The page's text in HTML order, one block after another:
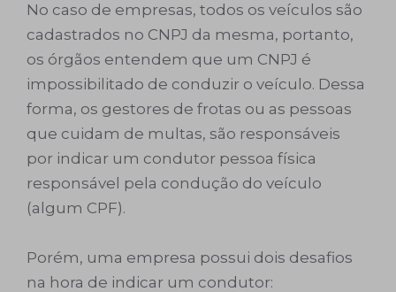
No caso de empresas, todos os veículos são
cadastrados no CNPJ da mesma, portanto,
os órgãos entendem que um CNPJ é
impossibilitado de conduzir o veículo. Dessa
forma, os gestores de frotas ou as pessoas
que cuidam de multas, são responsáveis
por indicar um condutor pessoa física
responsável pela condução do veículo
(algum CPF).
Porém, uma empresa possui dois desafios
na hora de indicar um condutor: